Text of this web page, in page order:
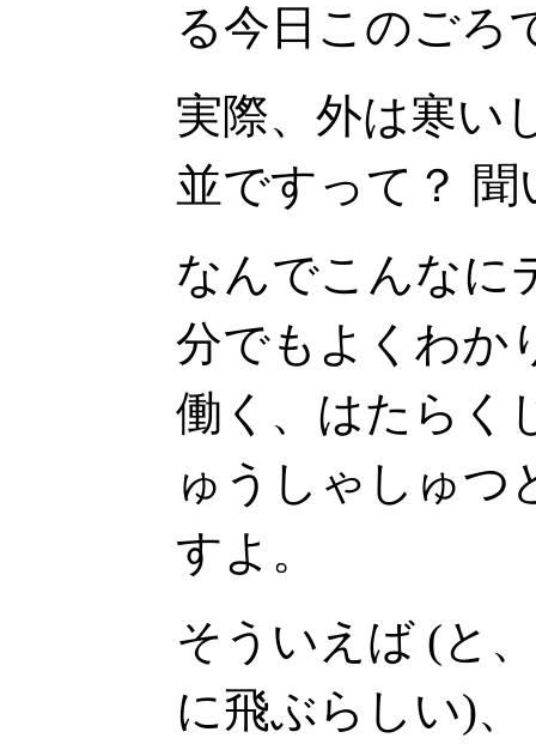
る今日このごろ
実際、外は寒
並ですって？
なんでこんなに
分でもよくわか
働く、はたらく
ゅうしゃしゅつ
すよ。
そういえば (と
に飛ぶらしい)